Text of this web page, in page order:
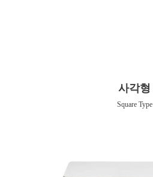
사각형
Square Type